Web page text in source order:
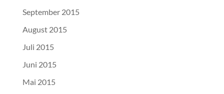
September 2015
August 2015
Juli 2015
Juni 2015
Mai 2015